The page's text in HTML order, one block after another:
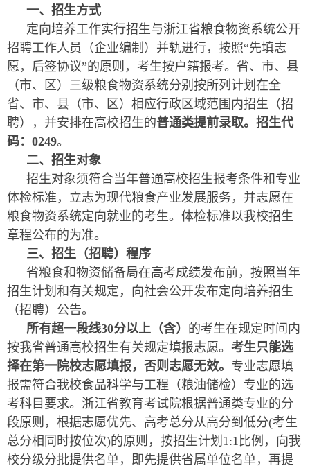
一、招生方式
定向培养工作实行招生与浙江省粮食物资系统公开
招聘工作人员（企业编制）并轨进行，按照“先填志
愿，后签协议”的原则，考生按户籍报考。省、市、县
（市、区）三级粮食物资系统分别按所列计划在全
省、市、县（市、区）相应行政区域范围内招生（招
聘），并安排在高校招生的普通类提前录取。招生代
码：0249。
二、招生对象
招生对象须符合当年普通高校招生报考条件和专业
体检标准，立志为现代粮食产业发展服务，并志愿在
粮食物资系统定向就业的考生。体检标准以我校招生
章程公布的为准。
三、招生（招聘）程序
省粮食和物资储备局在高考成绩发布前，按照当年
招生计划和有关规定，向社会公开发布定向培养招生
（招聘）公告。
所有超一段线30分以上（含） 的考生在规定时间内
按我省普通高校招生有关规定填报志愿。 考生只能选
择在第一院校志愿填报，否则志愿无效。 专业志愿填
报需符合我校食品科学与工程（粮油储检）专业的选
考科目要求。浙江省教育考试院根据普通类专业的分
段原则，根据志愿优先、高考总分从高分到低分(考生
总分相同时按位次)的原则，按招生计划1:1比例，向我
校分级分批提供名单，即先提供省属单位名单，再提